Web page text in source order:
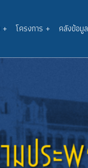
+ โครงการ + คลังข้อมูล